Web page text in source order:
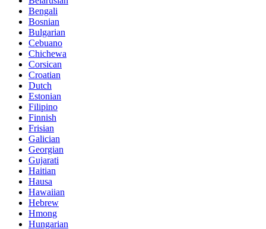
Bengali
Bosnian
Bulgarian
Cebuano
Chichewa
Corsican
Croatian
Dutch
Estonian
Filipino
Finnish
Frisian
Galician
Georgian
Gujarati
Haitian
Hausa
Hawaiian
Hebrew
Hmong
Hungarian